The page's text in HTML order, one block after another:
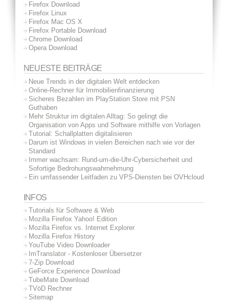
Firefox Download
Firefox Linux
Firefox Mac OS X
Firefox Portable Download
Chrome Download
Opera Download
NEUESTE BEITRÄGE
Neue Trends in der digitalen Welt entdecken
Online-Rechner für Immobilienfinanzierung
Sicheres Bezahlen im PlayStation Store mit PSN
Guthaben
Mehr Struktur im digitalen Alltag: So gelingt die
Organisation von Apps und Software mithilfe von Vorlagen
Tutorial: Schallplatten digitalisieren
Darum ist Windows in vielen Bereichen nach wie vor der
Standard
Immer wachsam: Rund-um-die-Uhr-Cybersicherheit und
Sofortige Bedrohungswahrnehmung
Ein umfassender Leitfaden zu VPS-Diensten bei OVHcloud
INFOS
Tutorials für Software & Web
Mozilla Firefox Yahoo! Edition
Mozilla Firefox vs. Internet Explorer
Mozilla Firefox History
YouTube Video Downloader
ImTranslator - Kostenloser Übersetzer
7-Zip Download
GeForce Experience Download
TubeMate Download
TVöD Rechner
Sitemap